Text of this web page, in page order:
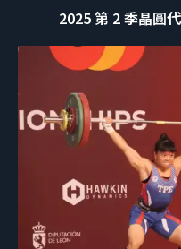
2025 第 2 季晶圓